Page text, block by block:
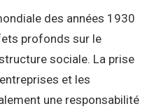
des années 1930
profonds sur le
sociale. La prise
et les
une responsabilité